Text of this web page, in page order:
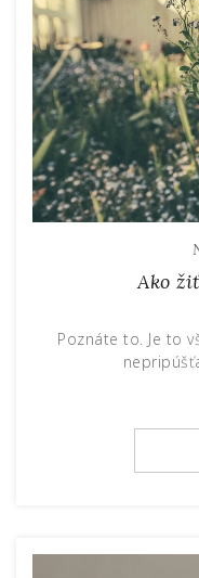
Ako
Poznáte to. Je to